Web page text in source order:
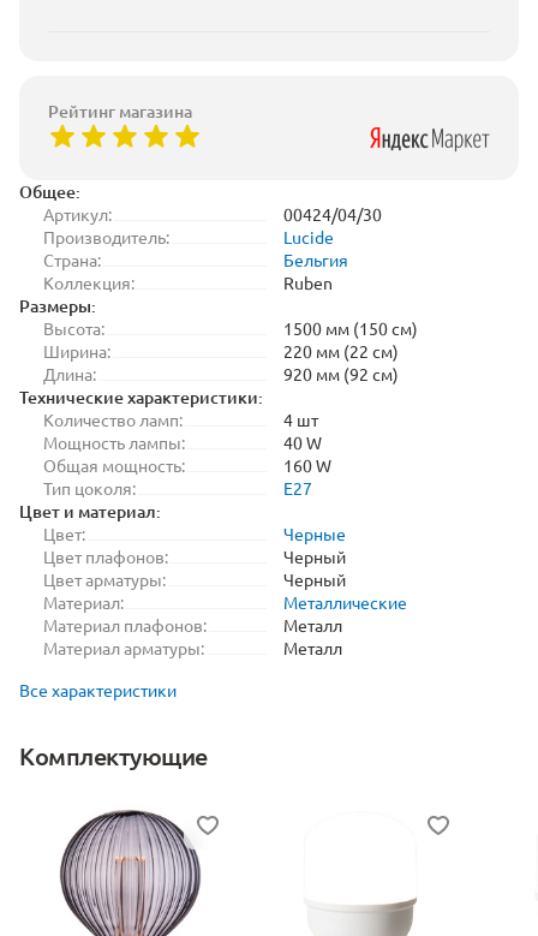
Общее:
Артикул:
00424/04/30
Производитель:
Lucide
Страна:
Бельгия
Коллекция:
Ruben
Размеры:
Высота:
1500 мм (150 см)
Ширина:
220 мм (22 см)
Длина:
920 мм (92 см)
Технические характеристики:
Количество ламп:
4 шт
Мощность лампы:
40 W
Общая мощность:
160 W
Тип цоколя:
E27
Цвет и материал:
Цвет:
Черные
Цвет плафонов:
Черный
Цвет арматуры:
Черный
Материал:
Металлические
Материал плафонов:
Металл
Материал арматуры:
Металл
Все характеристики
Комплектующие
Рейтинг магазина